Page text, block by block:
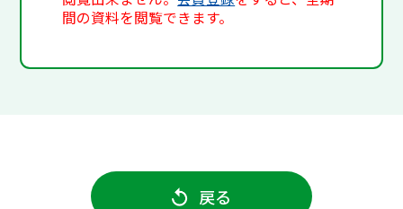
間の資料を閲覧できます。
戻る